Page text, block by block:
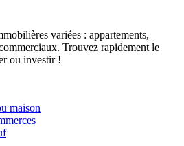
variées : appartements,
Trouvez rapidement le
ou investir !
maison